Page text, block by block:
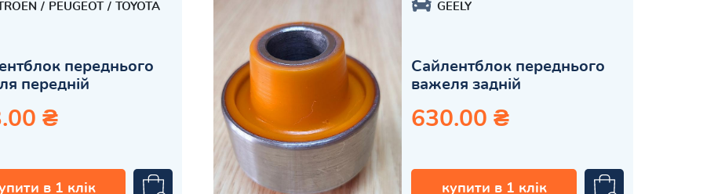
PEUGEOT TOYOTA
переднього
передній
₴
в 1 клік
GEELY
Сайлентблок переднього
важеля задній
630.00 ₴
купити в 1 клік